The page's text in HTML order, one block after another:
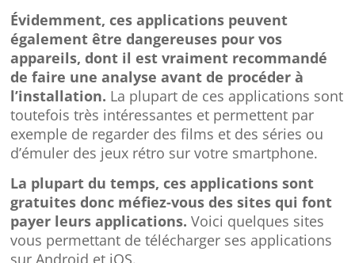
Évidemment, ces applications peuvent
également être dangereuses pour vos
appareils, dont il est vraiment recommandé
de faire une analyse avant de procéder à
l’installation. La plupart de ces applications sont
toutefois très intéressantes et permettent par
exemple de regarder des films et des séries ou
d’émuler des jeux rétro sur votre smartphone.
La plupart du temps, ces applications sont
gratuites donc méfiez-vous des sites qui font
payer leurs applications. Voici quelques sites
vous permettant de télécharger ses applications
sur Android et iOS.